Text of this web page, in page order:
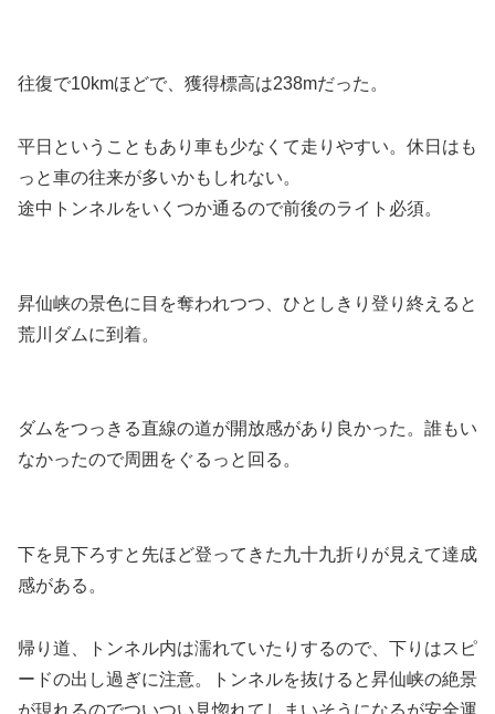
往復で10kmほどで、獲得標高は238mだった。
平日ということもあり車も少なくて走りやすい。休日はも
っと車の往来が多いかもしれない。
途中トンネルをいくつか通るので前後のライト必須。
昇仙峡の景色に目を奪われつつ、ひとしきり登り終えると
荒川ダムに到着。
ダムをつっきる直線の道が開放感があり良かった。誰もい
なかったので周囲をぐるっと回る。
下を見下ろすと先ほど登ってきた九十九折りが見えて達成
感がある。
帰り道、トンネル内は濡れていたりするので、下りはスピ
ードの出し過ぎに注意。トンネルを抜けると昇仙峡の絶景
が現れるのでついつい見惚れてしまいそうになるが安全運